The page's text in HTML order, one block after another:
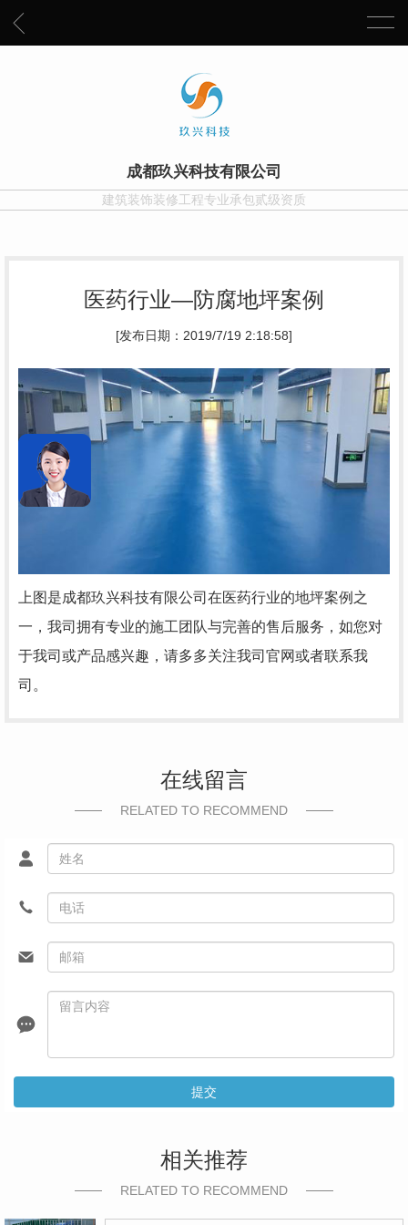
成都玖兴科技有限公司
建筑装饰装修工程专业承包贰级资质
医药行业—防腐地坪案例
[发布日期：2019/7/19 2:18:58]
上图是成都玖兴科技有限公司在医药行业的地坪案例之
一，我司拥有专业的施工团队与完善的售后服务，如您对
于我司或产品感兴趣，请多多关注我司官网或者联系我
司。
在线留言
RELATED TO RECOMMEND
提交
相关推荐
RELATED TO RECOMMEND